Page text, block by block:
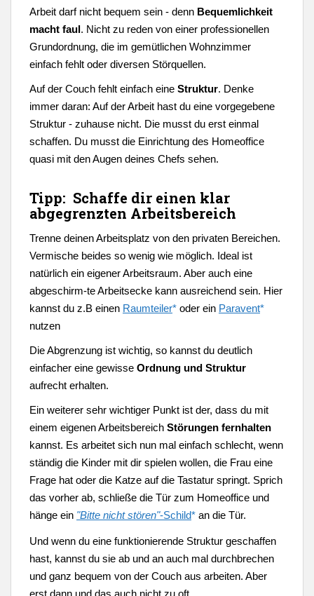
Arbeit darf nicht bequem sein - denn Bequemlichkeit
macht faul. Nicht zu reden von einer professionellen
Grundordnung, die im gemütlichen Wohnzimmer
einfach fehlt oder diversen Störquellen.
Auf der Couch fehlt einfach eine Struktur. Denke
immer daran: Auf der Arbeit hast du eine vorgegebene
Struktur - zuhause nicht. Die musst du erst einmal
schaffen. Du musst die Einrichtung des Homeoffice
quasi mit den Augen deines Chefs sehen.
Tipp: Schaffe dir einen klar
abgegrenzten Arbeitsbereich
Trenne deinen Arbeitsplatz von den privaten Bereichen.
Vermische beides so wenig wie möglich. Ideal ist
natürlich ein eigener Arbeitsraum. Aber auch eine
abgeschirm-te Arbeitsecke kann ausreichend sein. Hier
kannst du z.B einen Raumteiler* oder ein Paravent*
nutzen
Die Abgrenzung ist wichtig, so kannst du deutlich
einfacher eine gewisse Ordnung und Struktur
aufrecht erhalten.
Ein weiterer sehr wichtiger Punkt ist der, dass du mit
einem eigenen Arbeitsbereich Störungen fernhalten
kannst. Es arbeitet sich nun mal einfach schlecht, wenn
ständig die Kinder mit dir spielen wollen, die Frau eine
Frage hat oder die Katze auf die Tastatur springt. Sprich
das vorher ab, schließe die Tür zum Homeoffice und
hänge ein "Bitte nicht stören"-Schild* an die Tür.
Und wenn du eine funktionierende Struktur geschaffen
hast, kannst du sie ab und an auch mal durchbrechen
und ganz bequem von der Couch aus arbeiten. Aber